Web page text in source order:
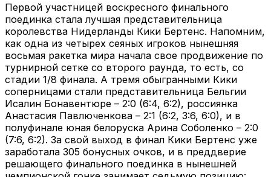
Первой участницей воскресного финального
поединка стала лучшая представительница
королевства Нидерланды Кики Бертенс. Напомним,
как одна из четырех сеяных игроков нынешняя
восьмая ракетка мира начала свое продвижение по
турнирной сетке со второго раунда, то есть, со
стадии 1/8 финала. А тремя обыгранными Кики
соперницами стали представительница Бельгии
Исалин Бонавентюре – 2:0 (6:4, 6:2), россиянка
Анастасия Павлюченкова – 2:1 (6:2, 3:6, 6:0), и в
полуфинале юная белоруска Арина Соболенко – 2:0
(7:6, 6:2). За свой выход в финал Кики Бертенс уже
заработала 305 бонусных очков, и в преддверие
решающего финального поединка в нынешней